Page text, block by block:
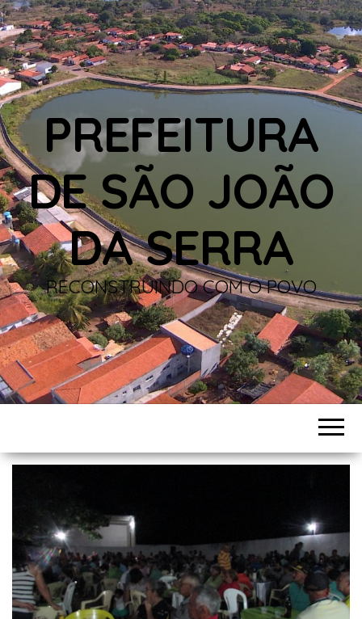
PREFEITURA
DE SÃO JOÃO
DA SERRA
RECONSTRUINDO COM O POVO